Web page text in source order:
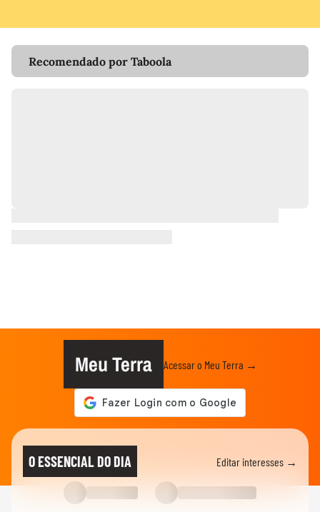
Recomendado por Taboola
Meu Terra Acessar o Meu Terra →
O ESSENCIAL DO DIA Editar interesses →